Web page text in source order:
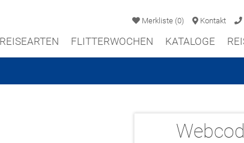
Merkliste (0) Kontakt
REISEARTEN FLITTERWOCHEN KATALOGE